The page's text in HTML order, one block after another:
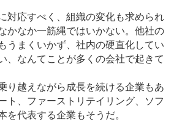
対応すべく、組織の変化も求められ
かなか一筋縄ではいかない。他社の
うまくいかず、社内の硬直化してい
、なんてことが多くの会社で起きて
り越えながら成長を続ける企業もあ
ト、ファーストリテイリング、ソフ
を代表する企業もそうだ。